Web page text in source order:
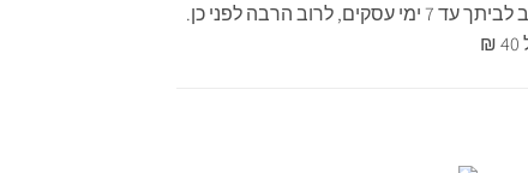
הרבה לפני כן.